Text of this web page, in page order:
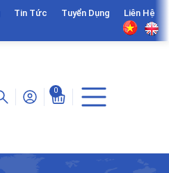
Tin Tức Tuyển Dụng Liên Hệ
0